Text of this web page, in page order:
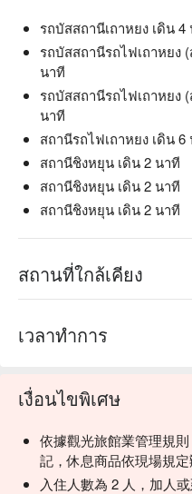
รถบัสสถานีเถาหยง เดิน 4
รถบัสสถานีรถไฟเถาหยง
นาที
รถบัสสถานีรถไฟเถาหยง
นาที
สถานีรถไฟเถาหยง เดิน 6
สถานีชิงหยุน เดิน 2 นาที
สถานีชิงหยุน เดิน 2 นาที
สถานีชิงหยุน เดิน 2 นาที
สถานที่ใกล้เคียง
เวลาทำการ
เงื่อนไขพิเศษ
依據觀光旅館業管理規
記，休息商品依現場規定
入住人數為 2 人，加人